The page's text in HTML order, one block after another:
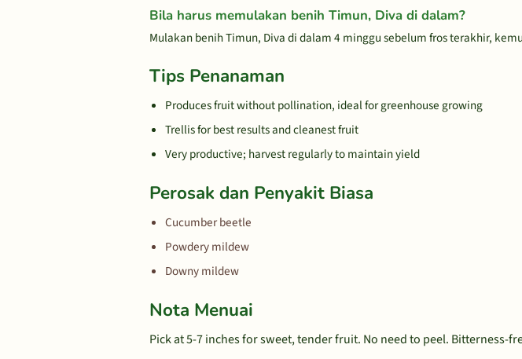
Bila harus memulakan benih Timun, Diva di dalam?
Mulakan benih Timun, Diva di dalam 4 minggu sebelum fros terakhir,
Tips Penanaman
Produces fruit without pollination, ideal for greenhouse growing
Trellis for best results and cleanest fruit
Very productive; harvest regularly to maintain yield
Perosak dan Penyakit Biasa
Cucumber beetle
Powdery mildew
Downy mildew
Nota Menuai
Pick at 5-7 inches for sweet, tender fruit. No need to peel. Bitterness-